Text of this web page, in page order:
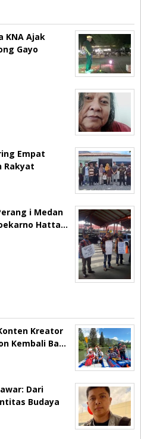
KNA Ajak
Gayo
Empat
Rakyat
i Medan
Hatta…
Kreator
Kembali Ba…
Dari
Budaya